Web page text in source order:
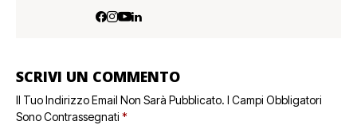
SCRIVI UN COMMENTO
Il Tuo Indirizzo Email Non Sarà Pubblicato. I Campi Obbligatori
Sono Contrassegnati *